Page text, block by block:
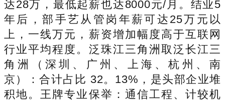
达28万，最低起薪也达8000元/月。结业5
年后，部手艺从管岗年薪可达25万元以
上，一线万元，薪资增加幅度高于互联网
行业平均程度。泛珠江三角洲取泛长江三
角洲（深圳、广州、上海、杭州、南
京）：合计占比 32。13%，是头部企业堆
积地。王牌专业保举：通信工程、计较机